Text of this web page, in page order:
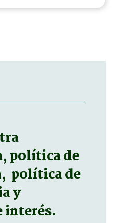
política de
política de
y
interés.